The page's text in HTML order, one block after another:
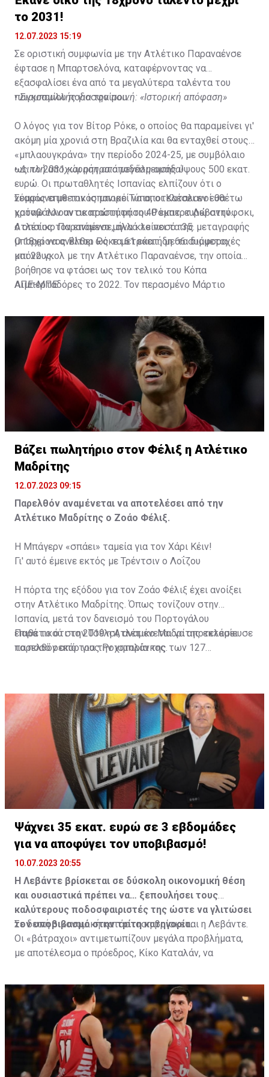
το 2031!
12.07.2023 15:19
Σε οριστική συμφωνία με την Ατλέτικο Παραναένσε
έφτασε η Μπαρτσελόνα, καταφέρνοντας να
εξασφαλίσει ένα από τα μεγαλύτερα ταλέντα του
παγκοσμίου ποδοσφαίρου.
•Σιαμπουλλής για την ποινή: «Ιστορική απόφαση»
Ο λόγος για τον Βίτορ Ρόκε, ο οποίος θα παραμείνει γι'
ακόμη μία χρονιά στη Βραζιλία και θα ενταχθεί στους
«μπλαουγκράνα» την περίοδο 2024-25, με συμβόλαιο
ως το 2031 και ρήτρα αποδέσμευσης ύψους 500 εκατ.
ευρώ. Οι πρωταθλητές Ισπανίας ελπίζουν ότι ο
νεαρός επιθετικός μπορεί να αποτελέσει εν ευθέτω
χρόνω τον αντικαταστάτη του Ρόμπερτ Λεβαντόφσκι,
ο οποίος τον επόμενο μήνα κλείνει τα 35.
•Διπλή αποχώρηση από μεγάλη ομάδα!
Σύμφωνα με τον ισπανικό Τύπο, οι Καταλανοί θα
καταβάλλουν σε πρώτη φάση 40 εκατ. ευρώ στην
Ατλέτικο Παραναένσε, αλλά το ποσό της μεταγραφής
μπορεί να ανέλθει ως τα 61 εκατ., με τα διάφορα
μπόνους.
Ο 18χρονος Βίτορ Ρόκε μετράει ήδη 66 συμμετοχές
και 22 γκολ με την Ατλέτικο Παραναένσε, την οποία
βοήθησε να φτάσει ως τον τελικό του Κόπα
Λιμπερταδόρες το 2022. Τον περασμένο Μάρτιο
ανδρών της Βραζιλίας, σε φιλικό με το Μαρόκο.
ΑΠΕ-ΜΠΕ
Βάζει πωλητήριο στον Φέλιξ η Ατλέτικο
Μαδρίτης
12.07.2023 09:15
Παρελθόν αναμένεται να αποτελέσει από την
Ατλέτικο Μαδρίτης ο Ζοάο Φέλιξ.
Η Μπάγερν «σπάει» ταμεία για τον Χάρι Κέιν!
Γι' αυτό έμεινε εκτός με Τρέντσιν ο Λοΐζου
Η πόρτα της εξόδου για τον Ζοάο Φέλιξ έχει ανοίξει
στην Ατλέτικο Μαδρίτης. Όπως τονίζουν στην
Ισπανία, μετά τον δανεισμό του Πορτογάλου
επιθετικού στην Τσέλσι, αναμένεται να αποτελέσει
παρελθόν από τους Ροχιμπλάνκος.
Παρά το ότι το 2019 η Ατλέτικο Μαδρίτης εκταμίευσε
το ποσό ρεκόρ για την ιστορία της των 127
θέλει είτε να τον πουλήσει, είτε να τον δώσει δανεικό
με υποχρεωτική οψιόν αγοράς, με τις Μπαρτσελόνα
και Παρί Σεν Ζερμέν να τον έχουν ψηλά στη λίστα
τους.
Ψάχνει 35 εκατ. ευρώ σε 3 εβδομάδες
για να αποφύγει τον υποβιβασμό!
10.07.2023 20:55
Η Λεβάντε βρίσκεται σε δύσκολη οικονομική θέση
και ουσιαστικά πρέπει να… ξεπουλήσει τους
καλύτερους ποδοσφαιριστές της ώστε να γλιτώσει
τον υποβιβασμό στην τρίτη κατηγορία.
Σε δεινή οικονομική κατάσταση βρίσκεται η Λεβάντε.
Οι «βάτραχοι» αντιμετωπίζουν μεγάλα προβλήματα,
με αποτέλεσμα ο πρόεδρος, Κίκο Καταλάν, να
αναφέρει πως η ομάδα θα πρέπει στις επόμενες 3
εβδομάδες, ως τις 31 Ιουλίου, να έχει βάλει στα
ταμεία της ποσό των 35 εκατ. ευρώ.
Κάτι που σημαίνει πως η Λεβάντε αρχίζει το…
ξεπούλημα, αφού βγάζει στο «σφυρί» τους καλύτερους
ποδοσφαιριστές της. Ήδη, η ομάδα πούλησε στη